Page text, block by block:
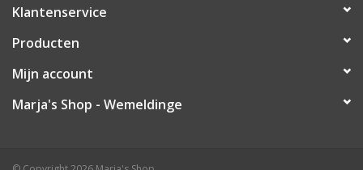
Speelgoed & hobby
Cadeau & feest
Contact/Locatie
Klantenservice
Producten
Mijn account
Marja's Shop - Wemeldinge